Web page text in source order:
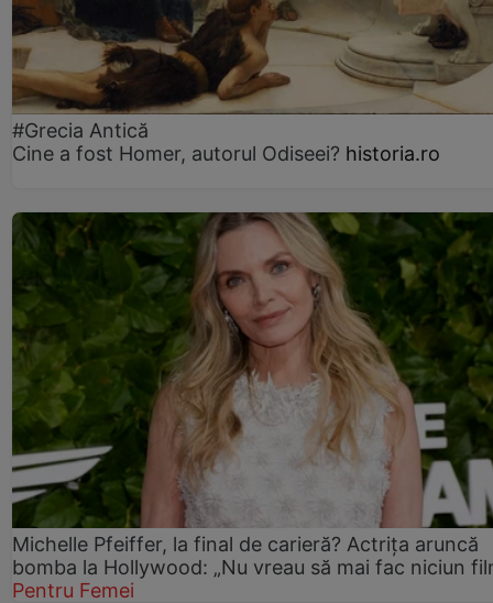
#Grecia Antică
Cine a fost Homer, autorul Odiseei? historia.ro
Michelle Pfeiffer, la final de carieră? Actrița aruncă
bomba la Hollywood: „Nu vreau să mai fac niciun
Pentru Femei